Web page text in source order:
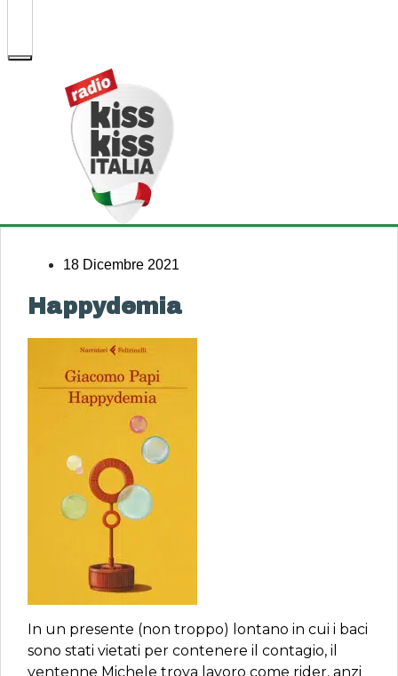
18 Dicembre 2021
Happydemia
In un presente (non troppo) lontano in cui i baci
sono stati vietati per contenere il contagio, il
ventenne Michele trova lavoro come rider, anzi